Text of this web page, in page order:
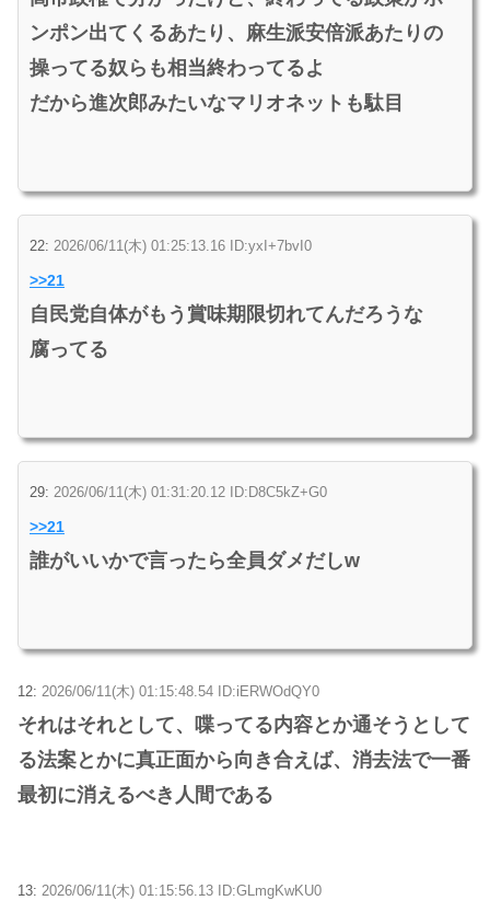
ンポン出てくるあたり、麻生派安倍派あたりの
操ってる奴らも相当終わってるよ
だから進次郎みたいなマリオネットも駄目
22: 2026/06/11(木) 01:25:13.16 ID:yxI+7bvI0
>>21
自民党自体がもう賞味期限切れてんだろうな
腐ってる
29: 2026/06/11(木) 01:31:20.12 ID:D8C5kZ+G0
>>21
誰がいいかで言ったら全員ダメだしw
12: 2026/06/11(木) 01:15:48.54 ID:iERWOdQY0
それはそれとして、喋ってる内容とか通そうとして
る法案とかに真正面から向き合えば、消去法で一番
最初に消えるべき人間である
13: 2026/06/11(木) 01:15:56.13 ID:GLmgKwKU0